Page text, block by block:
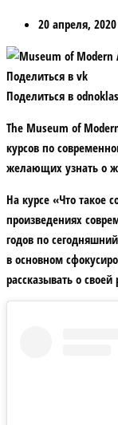
20 апреля, 2020
Поделиться в vk
Поделиться в
The Museum of
курсов по
желающих узнать о
На курсе «Что такое
произведениях
годов по
в основном
рассказывать о своей